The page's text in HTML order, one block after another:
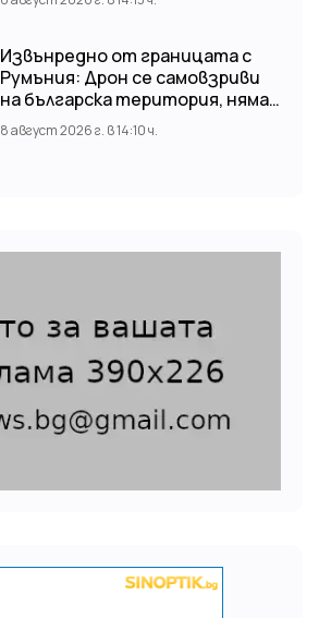
Извънредно от границата с
Румъния: Дрон се самовзриви
на българска територия, няма
щети
8 август 2026 г. в 14:10 ч.